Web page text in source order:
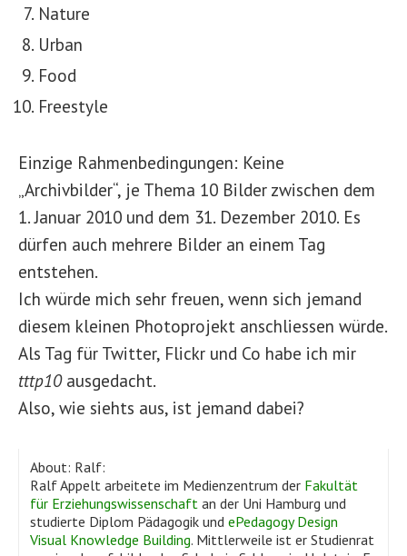
Nature
Urban
Food
Freestyle
Einzige Rahmenbedingungen: Keine
„Archivbilder“, je Thema 10 Bilder zwischen dem
1. Januar 2010 und dem 31. Dezember 2010. Es
dürfen auch mehrere Bilder an einem Tag
entstehen.
Ich würde mich sehr freuen, wenn sich jemand
diesem kleinen Photoprojekt anschliessen würde.
Als Tag für Twitter, Flickr und Co habe ich mir
tttp10ausgedacht.
Also, wie siehts aus, ist jemand dabei?
About: Ralf:
Ralf Appelt arbeitete im Medienzentrum der Fakultät
für Erziehungswissenschaft an der Uni Hamburg und
studierte Diplom Pädagogik und ePedagogy Design
Visual Knowledge Building. Mittlerweile ist er Studienrat